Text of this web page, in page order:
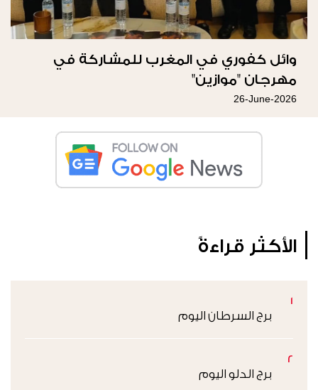
وائل كفوري في المغرب للمشاركة في
مهرجان "موازين"
26-June-2026
الأكثر قراءةً
1
برج السرطان اليوم
2
برج الدلو اليوم